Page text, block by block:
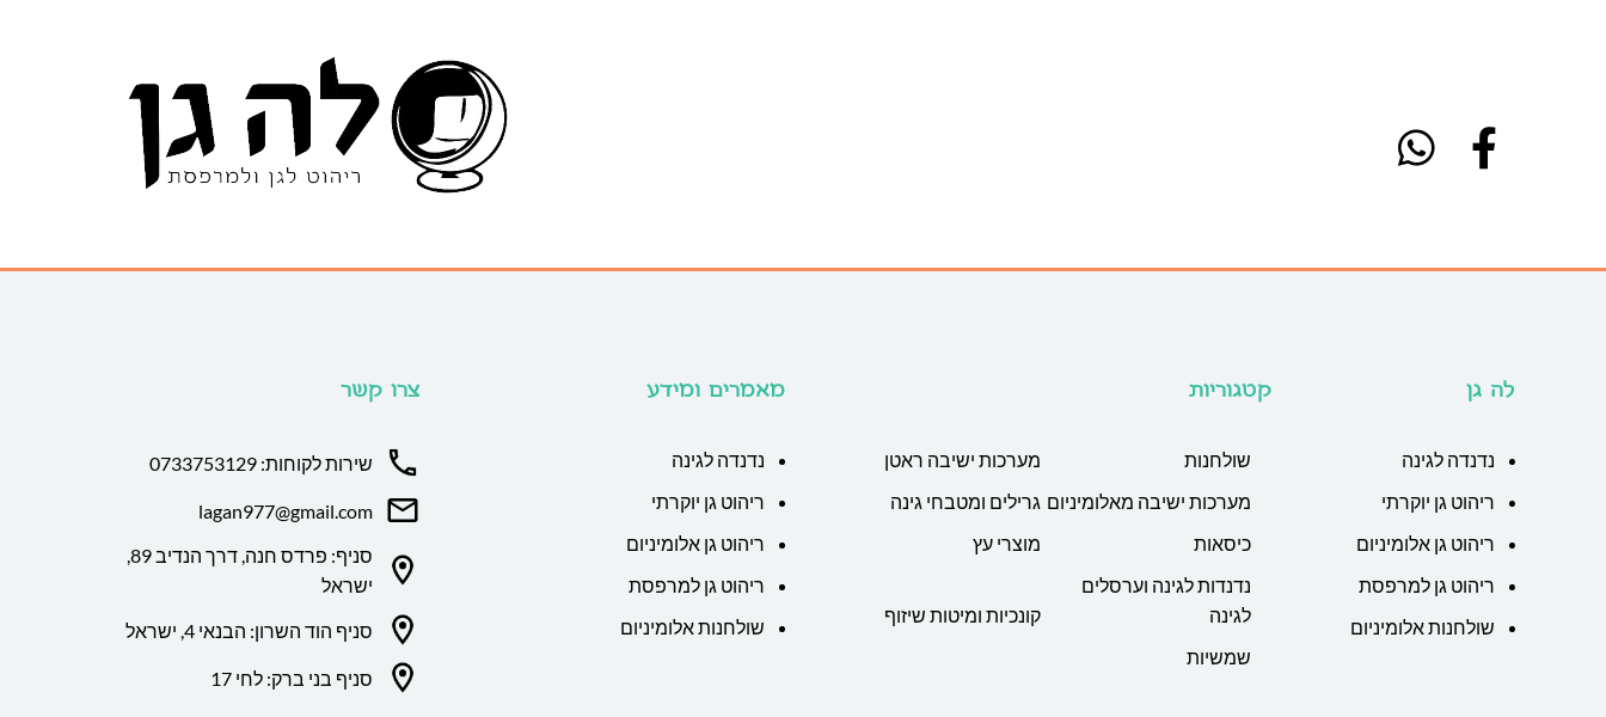
לה גן
נדנדה לגינה
ריהוט גן יוקרתי
ריהוט גן אלומיניום
ריהוט גן למרפסת
שולחנות אלומיניום
קטגוריות
שולחנות
מערכות ישיבה ראטן
מערכות ישיבה מאלומיניום גרילים ומטבחי גינה
כיסאות
מוצרי עץ
נדנדות לגינה וערסלים
לגינה
קונכיות ומיטות שיזוף
שמשיות
מאמרים ומידע
נדנדה לגינה
ריהוט גן יוקרתי
ריהוט גן אלומיניום
ריהוט גן למרפסת
שולחנות אלומיניום
צרו קשר
שירות לקוחות: 0733753129
lagan977@gmail.com
סניף: פרדס חנה, דרך הנדיב 89,
ישראל
סניף הוד השרון: הבנאי 4, ישראל
סניף בני ברק: לחי 17